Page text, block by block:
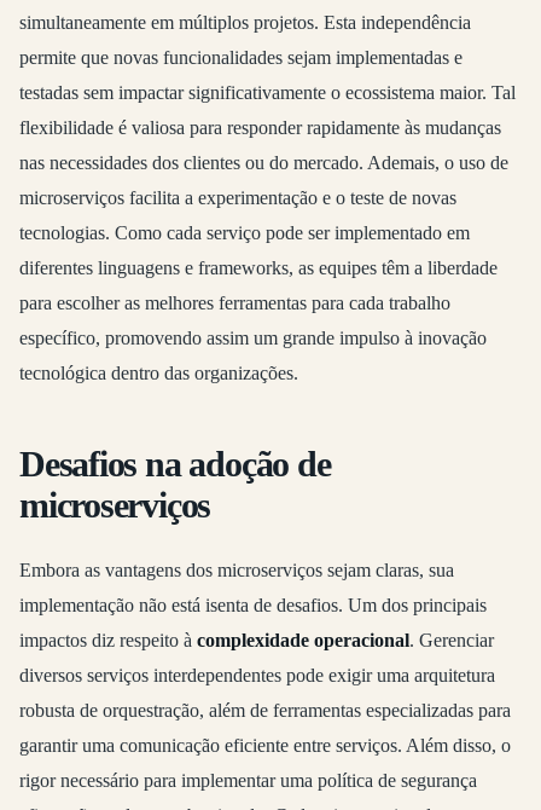
simultaneamente em múltiplos projetos. Esta independência
permite que novas funcionalidades sejam implementadas e
testadas sem impactar significativamente o ecossistema maior. Tal
flexibilidade é valiosa para responder rapidamente às mudanças
nas necessidades dos clientes ou do mercado. Ademais, o uso de
microserviços facilita a experimentação e o teste de novas
tecnologias. Como cada serviço pode ser implementado em
diferentes linguagens e frameworks, as equipes têm a liberdade
para escolher as melhores ferramentas para cada trabalho
específico, promovendo assim um grande impulso à inovação
tecnológica dentro das organizações.
Desafios na adoção de
microserviços
Embora as vantagens dos microserviços sejam claras, sua
implementação não está isenta de desafios. Um dos principais
impactos diz respeito à complexidade operacional. Gerenciar
diversos serviços interdependentes pode exigir uma arquitetura
robusta de orquestração, além de ferramentas especializadas para
garantir uma comunicação eficiente entre serviços. Além disso, o
rigor necessário para implementar uma política de segurança